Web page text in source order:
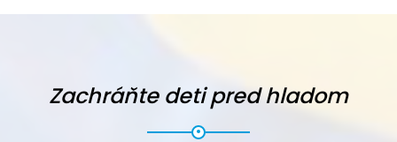
Zachráňte deti pred hladom